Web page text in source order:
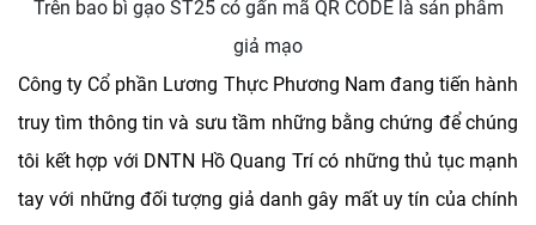
Trên bao bì gạo ST25 có gấn mã QR CODE là sản phẩm
giả mạo
Công ty Cổ phần Lương Thực Phương Nam đang tiến hành
truy tìm thông tin và sưu tầm những bằng chứng để chúng
tôi kết hợp với DNTN Hồ Quang Trí có những thủ tục mạnh
tay với những đối tượng giả danh gây mất uy tín của chính